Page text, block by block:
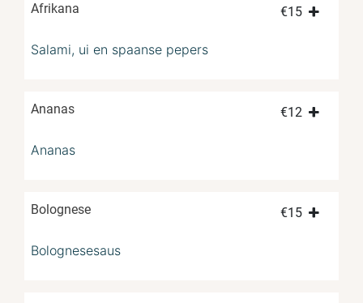
Afrikana €15
Salami, ui en spaanse pepers
Ananas €12
Ananas
Bolognese €15
Bolognesesaus